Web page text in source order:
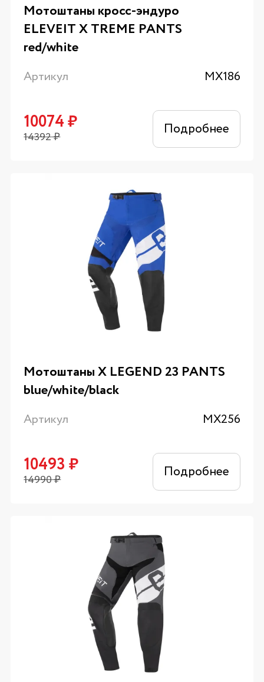
Мотоштаны кросс-эндуро
ELEVEIT X TREME PANTS
red/white
Артикул MX186
10074₽
14392₽ Подробнее
Мотоштаны X LEGEND 23 PANTS
blue/white/black
Артикул MX256
10493 ₽
14990₽ Подробнее